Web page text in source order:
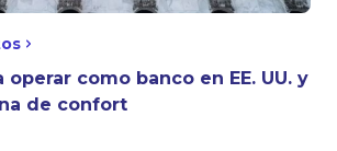
operar como banco en EE. UU. y
de confort